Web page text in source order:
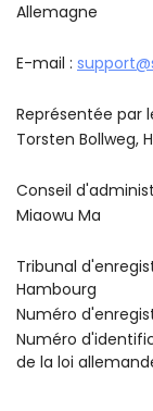
Allemagne
E-mail :
Représentée par
Torsten Bollweg,
Conseil
Miaowu Ma
Tribunal
Hambourg
Numéro
Numéro
de la loi